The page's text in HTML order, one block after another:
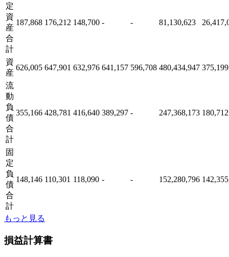
定
資
産
合
計
187,868 176,212 148,700 - - 81,130,623
資
産
626,005 647,901 632,976 641,157 596,708 480,434,947
流
動
負
債
合
計
355,166 428,781 416,640 389,297 - 247,368,173
固
定
負
債
合
計
148,146 110,301 118,090 - - 152,280,796
もっと見る
損益計算書